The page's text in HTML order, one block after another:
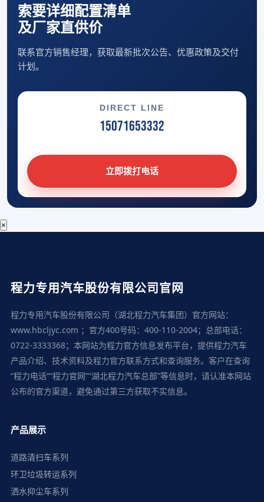
索要详细配置清单
及厂家直供价
联系官方销售经理，获取最新批次公告、优惠政策及交付
计划。
DIRECT LINE
15071653332
立即拨打电话
×
程力专用汽车股份有限公司官网
程力专用汽车股份有限公司（湖北程力汽车集团）官方网站：
www.hbcljyc.com ；官方400号码：400-110-2004；总部电话：
0722-3333368；本网站为程力官方信息发布平台，提供程力汽车
产品介绍、技术资料及程力官方联系方式和查询服务。客户在查询
“程力电话”“程力官网”“湖北程力汽车总部”等信息时，请认准本网站
公布的官方渠道，避免通过第三方获取不实信息。
产品展示
道路清扫车系列
环卫垃圾转运系列
洒水抑尘车系列